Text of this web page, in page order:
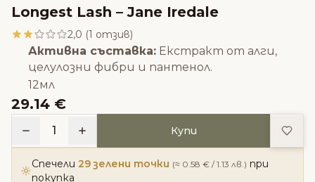
Longest Lash – Jane Iredale
2,0 (1 отзив)
Активна съставка: Екстракт от алги,
целулозни фибри и пантенол.
12мл
29.14 €
1 Купи
Спечели 29 зелени точки (≈ 0.58 € / 1.13 лв.) при
покупка